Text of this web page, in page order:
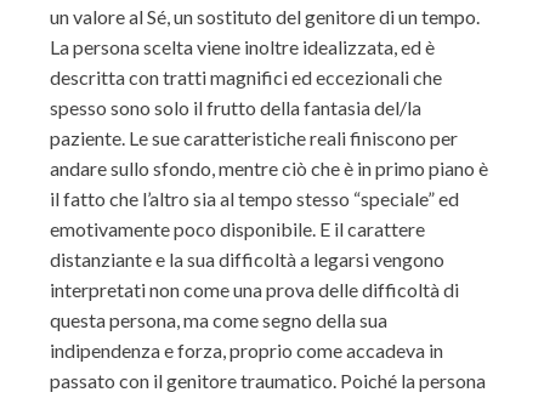
un valore al Sé, un sostituto del genitore di un tempo.
La persona scelta viene inoltre idealizzata, ed è
descritta con tratti magnifici ed eccezionali che
spesso sono solo il frutto della fantasia del/la
paziente. Le sue caratteristiche reali finiscono per
andare sullo sfondo, mentre ciò che è in primo piano è
il fatto che l’altro sia al tempo stesso “speciale” ed
emotivamente poco disponibile. E il carattere
distanziante e la sua difficoltà a legarsi vengono
interpretati non come una prova delle difficoltà di
questa persona, ma come segno della sua
indipendenza e forza, proprio come accadeva in
passato con il genitore traumatico. Poiché la persona